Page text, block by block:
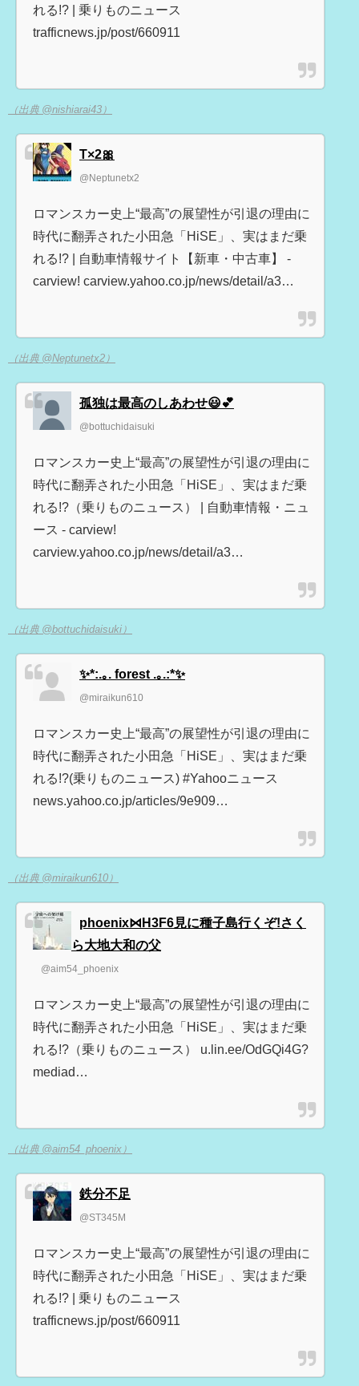
れる!? | 乗りものニュース
trafficnews.jp/post/660911
（出典 @nishiarai43）
T×2🎀
@Neptunetx2
ロマンスカー史上“最高”の展望性が引退の理由に
時代に翻弄された小田急「HiSE」、実はまだ乗
れる!? | 自動車情報サイト【新車・中古車】 -
carview! carview.yahoo.co.jp/news/detail/a3…
（出典 @Neptunetx2）
孤独は最高のしあわせ😃💕
@bottuchidaisuki
ロマンスカー史上“最高”の展望性が引退の理由に
時代に翻弄された小田急「HiSE」、実はまだ乗
れる!?（乗りものニュース） | 自動車情報・ニュ
ース - carview!
carview.yahoo.co.jp/news/detail/a3…
（出典 @bottuchidaisuki）
✨*:.｡. forest .｡.:*✨
@miraikun610
ロマンスカー史上“最高”の展望性が引退の理由に
時代に翻弄された小田急「HiSE」、実はまだ乗
れる!?(乗りものニュース) #Yahooニュース
news.yahoo.co.jp/articles/9e909…
（出典 @miraikun610）
phoenix⋈H3F6見に種子島行くぞ!さく
ら大地大和の父
@aim54_phoenix
ロマンスカー史上“最高”の展望性が引退の理由に
時代に翻弄された小田急「HiSE」、実はまだ乗
れる!?（乗りものニュース） u.lin.ee/OdGQi4G?
mediad…
（出典 @aim54_phoenix）
鉄分不足
@ST345M
ロマンスカー史上“最高”の展望性が引退の理由に
時代に翻弄された小田急「HiSE」、実はまだ乗
れる!? | 乗りものニュース
trafficnews.jp/post/660911